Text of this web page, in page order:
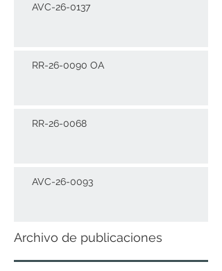
AVC-26-0137
RR-26-0090 OA
RR-26-0068
AVC-26-0093
Archivo de publicaciones